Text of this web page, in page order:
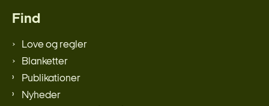
Find
Love og regler
Blanketter
Publikationer
Nyheder